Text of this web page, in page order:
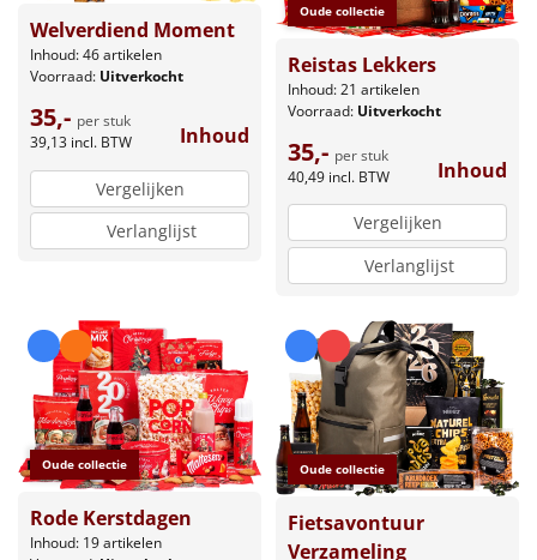
Welverdiend Moment
Inhoud: 46 artikelen
Voorraad: Uitverkocht
35,- per stuk
39,13 incl. BTW Inhoud
Vergelijken
Verlanglijst
Oude collectie
Reistas Lekkers
Inhoud: 21 artikelen
Voorraad: Uitverkocht
35,- per stuk
40,49 incl. BTW Inhoud
Vergelijken
Verlanglijst
Oude collectie
Rode Kerstdagen
Inhoud: 19 artikelen
Oude collectie
Fietsavontuur
Verzameling